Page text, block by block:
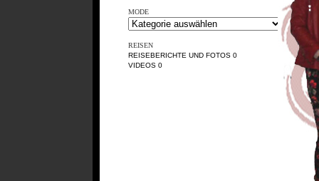
MODE
REISEN
REISEBERICHTE UND FOTOS 0
VIDEOS 0